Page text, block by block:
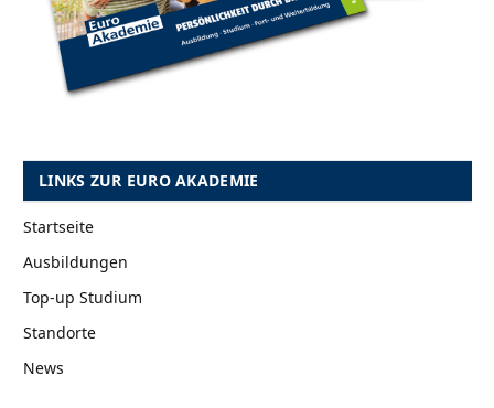
LINKS ZUR EURO AKADEMIE
Startseite
Ausbildungen
Top-up Studium
Standorte
News